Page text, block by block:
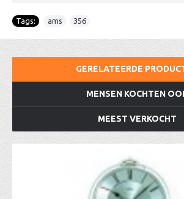
Tags: ams 356
GERELATEERDE
MENSEN KOCHTEN
MEEST VERKOCHT